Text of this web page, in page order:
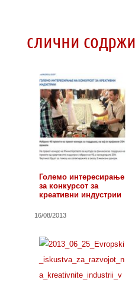
слични
Големо интересирање
за конкурсот за
креативни индустрии
16/08/2013